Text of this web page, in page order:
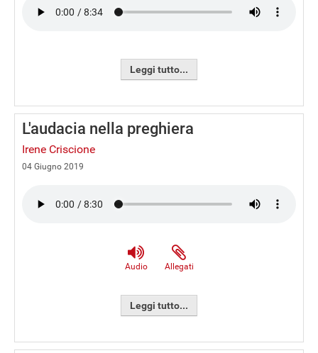
Leggi tutto...
L'audacia nella preghiera
Irene Criscione
04 Giugno 2019
Audio Allegati
Leggi tutto...